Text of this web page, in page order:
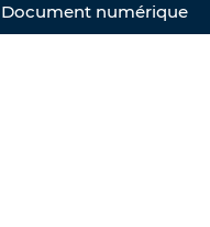
Document numérique